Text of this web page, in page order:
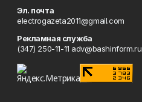
Эл. почта
electrogazeta2011@gmail.com
Рекламная служба
(347) 250-11-11 adv@bashinform.ru